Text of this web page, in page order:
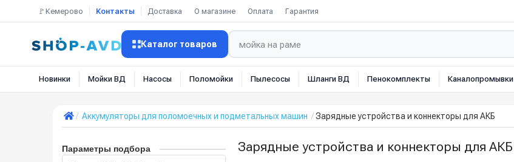
🚩Кемерово Контакты Доставка О магазине Оплата Гарантия
Каталог товаров
Новинки Мойки ВД Насосы Поломойки Пылесосы Шланги ВД Пенокомплекты Каналопромывки
Аккумуляторы для поломоечных и подметальных машин Зарядные устройства и коннекторы для АКБ
Параметры подбора
Зарядные устройства и коннекторы для АКБ